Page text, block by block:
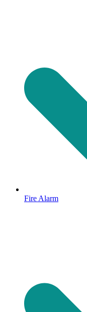
Fire Alarm